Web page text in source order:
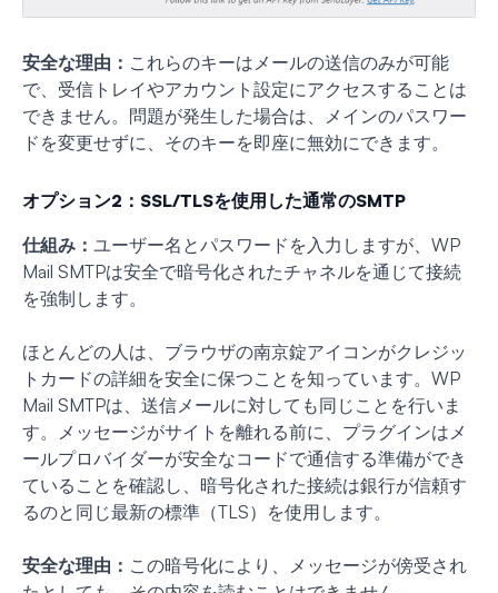
安全な理由： これらのキーはメールの送信のみが可能
で、受信トレイやアカウント設定にアクセスすることは
できません。問題が発生した場合は、メインのパスワー
ドを変更せずに、そのキーを即座に無効にできます。
オプション2：SSL/TLSを使用した通常のSMTP
仕組み： ユーザー名とパスワードを入力しますが、WP
Mail SMTPは安全で暗号化されたチャネルを通じて接続
を強制します。
ほとんどの人は、ブラウザの南京錠アイコンがクレジッ
トカードの詳細を安全に保つことを知っています。WP
Mail SMTPは、送信メールに対しても同じことを行いま
す。メッセージがサイトを離れる前に、プラグインはメ
ールプロバイダーが安全なコードで通信する準備ができ
ていることを確認し、暗号化された接続は銀行が信頼す
るのと同じ最新の標準（TLS）を使用します。
安全な理由： この暗号化により、メッセージが傍受され